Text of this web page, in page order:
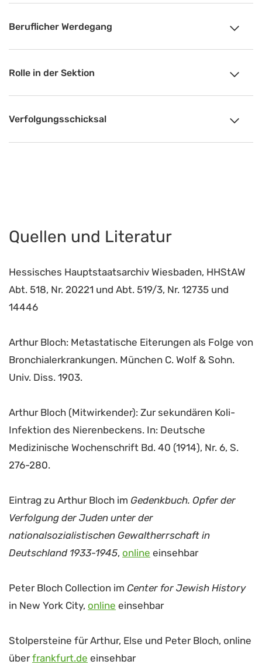
Beruflicher Werdegang
Rolle in der Sektion
Verfolgungsschicksal
Quellen und Literatur
Hessisches Hauptstaatsarchiv Wiesbaden, HHStAW
Abt. 518, Nr. 20221 und Abt. 519/3, Nr. 12735 und
14446
Arthur Bloch: Metastatische Eiterungen als Folge von
Bronchialerkrankungen. München C. Wolf & Sohn.
Univ. Diss. 1903.
Arthur Bloch (Mitwirkender): Zur sekundären Koli-
Infektion des Nierenbeckens. In: Deutsche
Medizinische Wochenschrift Bd. 40 (1914), Nr. 6, S.
276-280.
Eintrag zu Arthur Bloch im Gedenkbuch. Opfer der
Verfolgung der Juden unter der
nationalsozialistischen Gewaltherrschaft in
Deutschland 1933-1945, online einsehbar
Peter Bloch Collection im Center for Jewish History
in New York City, online einsehbar
Stolpersteine für Arthur, Else und Peter Bloch, online
überfrankfurt.de einsehbar